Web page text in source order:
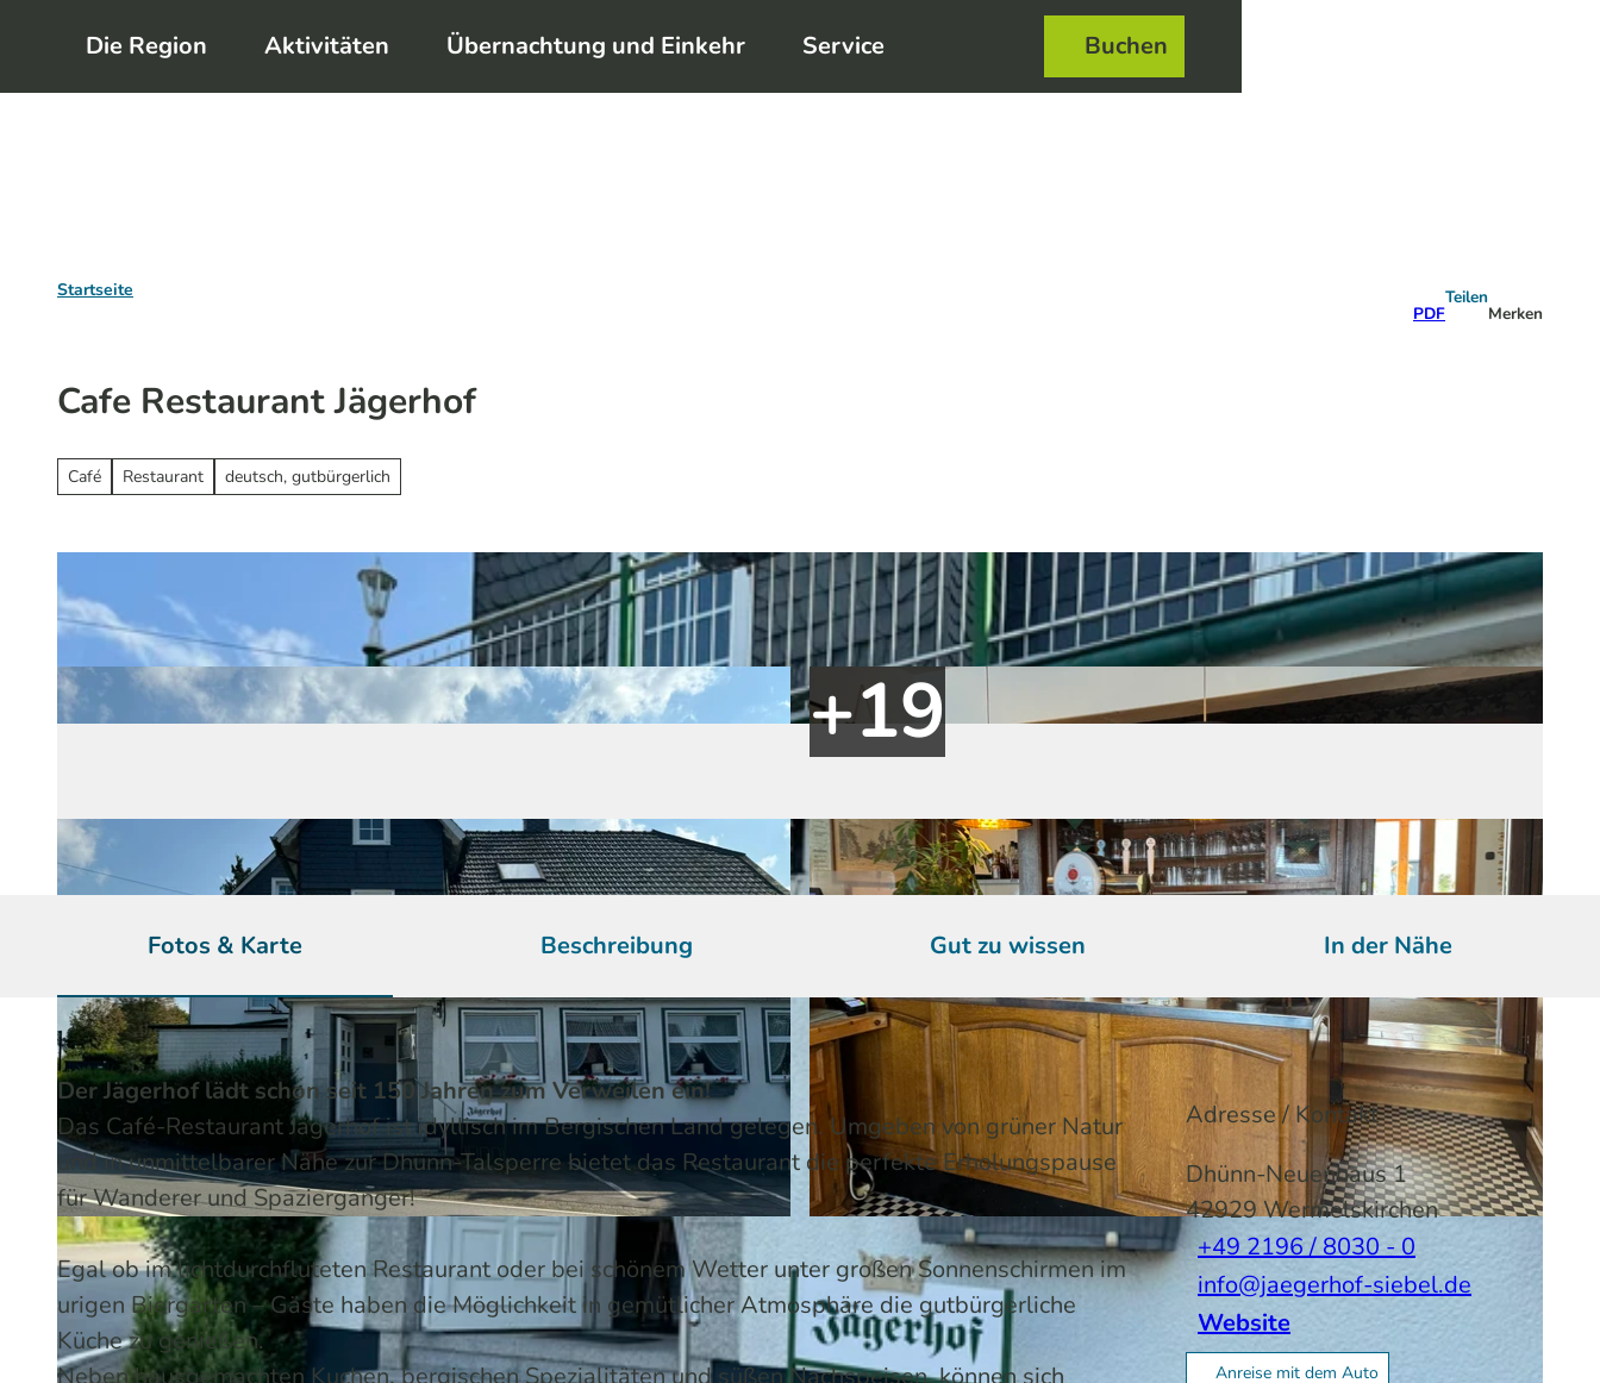
m
Die Region Aktivitäten Übernachtung und Einkehr Service Buchen
Startseite
PDF
Teilen
Merken
Cafe Restaurant Jägerhof
Café Restaurant deutsch, gutbürgerlich
© Melissa Schülting / Das Bergische | KI-optimiert | CC-BY-SA
Fotos & Karte Beschreibung Gut zu wissen In der Nähe
Der Jägerhof lädt schon seit 150 Jahren zum Verweilen ein!
Das Café-Restaurant Jägerhof ist idyllisch im Bergischen Land gelegen. Umgeben von grüner Natur
und in unmittelbarer Nähe zur Dhünn-Talsperre bietet das Restaurant die perfekte Erholungspause
für Wanderer und Spaziergänger!
Egal ob im lichtdurchfluteten Restaurant oder bei schönem Wetter unter großen Sonnenschirmen im
urigen Biergarten – Gäste haben die Möglichkeit in gemütlicher Atmosphäre die gutbürgerliche
Küche zu genießen.
Neben hausgemachten Kuchen, bergischen Spezialitäten und süßen Nachspeisen, können sich
Adresse / Kontakt
Dhünn-Neuenhaus 1
42929Wermelskirchen
+49 2196 / 8030 - 0
info@jaegerhof-siebel.de
Website
Anreise mit dem Auto